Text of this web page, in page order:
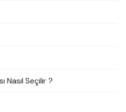
Nasıl Seçilir ?